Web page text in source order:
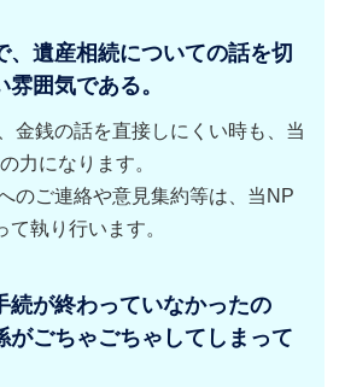
、遺産相続についての話を切
雰囲気である。
金銭の話を直接しにくい時も、当
力になります。
のご連絡や意見集約等は、当NP
て執り行います。
続が終わっていなかったの
がごちゃごちゃしてしまって